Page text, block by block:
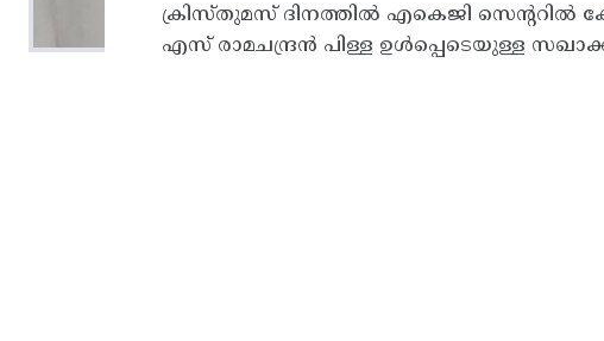
ക്രിസ്തുമസ് ദിനത്തിൽ എകെജി സെന്ററിൽ
എസ് രാമചന്ദ്രൻ പിള്ള ഉൾപ്പെടെയുള്ള